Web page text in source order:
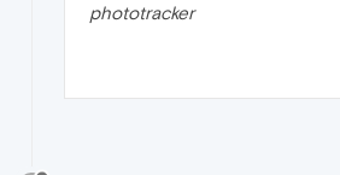
phototracker